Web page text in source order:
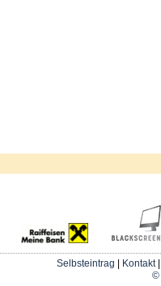
Selbsteintrag Kontakt
©